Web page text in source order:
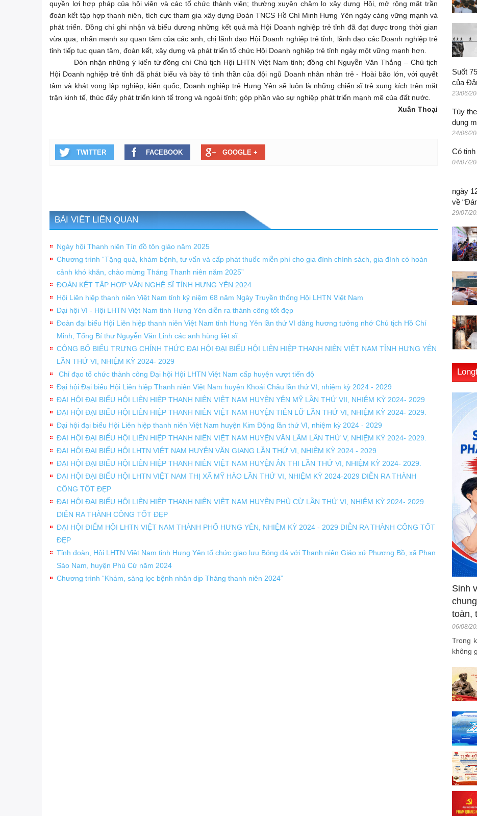
quyền lợi hợp pháp của hội viên và các tổ chức thành viên; thường xuyên chăm lo xây dựng Hội, mở rộng mặt trần
đoàn kết tập hợp thanh niên, tích cực tham gia xây dựng Đoàn TNCS Hồ Chí Minh Hưng Yên ngày càng vững mạnh và
phát triển. Đồng chí ghi nhận và biểu dương những kết quả mà Hội Doanh nghiệp trẻ tỉnh đã đạt được trong thời gian
vừa qua; nhấn mạnh sự quan tâm của các anh, chị lãnh đạo Hội Doanh nghiệp trẻ tỉnh, lãnh đạo các Doanh nghiệp trẻ
tỉnh tiếp tục quan tâm, đoàn kết, xây dựng và phát triển tổ chức Hội Doanh nghiệp trẻ tỉnh ngày một vững mạnh hơn.
Đón nhận những ý kiến từ đồng chí Chủ tịch Hội LHTN Việt Nam tỉnh; đồng chí Nguyễn Văn Thắng – Chủ tịch
Hội Doanh nghiệp trẻ tỉnh đã phát biểu và bày tỏ tinh thần của đội ngũ Doanh nhân nhân trẻ - Hoài bão lớn, với quyết
tâm và khát vọng lập nghiệp, kiến quốc, Doanh nghiệp trẻ Hưng Yên sẽ luôn là những chiến sĩ trẻ xung kích trên mặt
trận kinh tế, thúc đẩy phát triển kinh tế trong và ngoài tỉnh; góp phần vào sự nghiệp phát triển mạnh mẽ của đất nước.
Xuân Thoại
TWITTER FACEBOOK GOOGLE +
BÀI VIẾT LIÊN QUAN
Ngày hội Thanh niên Tín đồ tôn giáo năm 2025
Chương trình “Tặng quà, khám bệnh, tư vấn và cấp phát thuốc miễn phí cho gia đình chính sách, gia đình có hoàn
cảnh khó khăn, chào mừng Tháng Thanh niên năm 2025”
ĐOÀN KẾT TẬP HỢP VĂN NGHỆ SĨ TỈNH HƯNG YÊN 2024
Hội Liên hiệp thanh niên Việt Nam tỉnh kỷ niệm 68 năm Ngày Truyền thống Hội LHTN Việt Nam
Đại hội VI - Hội LHTN Việt Nam tỉnh Hưng Yên diễn ra thành công tốt đẹp
Đoàn đại biểu Hội Liên hiệp thanh niên Việt Nam tỉnh Hưng Yên lần thứ VI dâng hương tưởng nhớ Chủ tịch Hồ Chí
Minh, Tổng Bí thư Nguyễn Văn Linh các anh hùng liệt sĩ
CÔNG BỐ BIỂU TRƯNG CHÍNH THỨC ĐẠI HỘI ĐẠI BIỂU HỘI LIÊN HIỆP THANH NIÊN VIỆT NAM TỈNH HƯNG YÊN
LẦN THỨ VI, NHIỆM KỲ 2024- 2029
Chỉ đạo tổ chức thành công Đại hội Hội LHTN Việt Nam cấp huyện vượt tiến độ
Đại hội Đại biểu Hội Liên hiệp Thanh niên Việt Nam huyện Khoái Châu lần thứ VI, nhiệm kỳ 2024 - 2029
ĐẠI HỘI ĐẠI BIỂU HỘI LIÊN HIỆP THANH NIÊN VIỆT NAM HUYỆN YÊN MỸ LẦN THỨ VII, NHIỆM KỲ 2024- 2029
ĐẠI HỘI ĐẠI BIỂU HỘI LIÊN HIỆP THANH NIÊN VIỆT NAM HUYỆN TIÊN LỮ LẦN THỨ VI, NHIỆM KỲ 2024- 2029.
Đại hội đại biểu Hội Liên hiệp thanh niên Việt Nam huyện Kim Động lần thứ VI, nhiệm kỳ 2024 - 2029
ĐẠI HỘI ĐẠI BIỂU HỘI LIÊN HIỆP THANH NIÊN VIỆT NAM HUYỆN VĂN LÂM LẦN THỨ V, NHIỆM KỲ 2024- 2029.
ĐẠI HỘI ĐẠI BIỂU HỘI LHTN VIỆT NAM HUYỆN VĂN GIANG LẦN THỨ VI, NHIỆM KỲ 2024 - 2029
ĐẠI HỘI ĐẠI BIỂU HỘI LIÊN HIỆP THANH NIÊN VIỆT NAM HUYỆN ÂN THI LẦN THỨ VI, NHIỆM KỲ 2024- 2029.
ĐẠI HỘI ĐẠI BIỂU HỘI LHTN VIỆT NAM THỊ XÃ MỸ HÀO LẦN THỨ VI, NHIỆM KỲ 2024-2029 DIỄN RA THÀNH
CÔNG TỐT ĐẸP
ĐẠI HỘI ĐẠI BIỂU HỘI LIÊN HIỆP THANH NIÊN VIỆT NAM HUYỆN PHÙ CỪ LẦN THỨ VI, NHIỆM KỲ 2024- 2029
DIỄN RA THÀNH CÔNG TỐT ĐẸP
ĐẠI HỘI ĐIỂM HỘI LHTN VIỆT NAM THÀNH PHỐ HƯNG YÊN, NHIỆM KỲ 2024 - 2029 DIỄN RA THÀNH CÔNG TỐT
ĐẸP
Tỉnh đoàn, Hội LHTN Việt Nam tỉnh Hưng Yên tổ chức giao lưu Bóng đá với Thanh niên Giáo xứ Phương Bồ, xã Phan
Sào Nam, huyện Phù Cừ năm 2024
Chương trình “Khám, sàng lọc bệnh nhân dịp Tháng thanh niên 2024”
Suốt
của
23/06/
Tùy
dụng
24/06/
Có
04/07/
ngày
về
29/07/
Sinh
toàn,
06/08/
Trong
không